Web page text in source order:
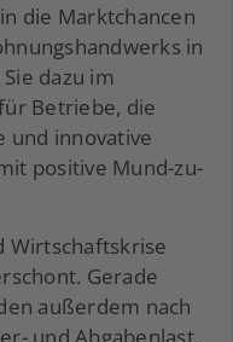
die Marktchancen
in
dazu im
Betriebe, die
und innovative
positive Mund-zu-
Wirtschaftskrise
Gerade
außerdem nach
und Abgabenlast.